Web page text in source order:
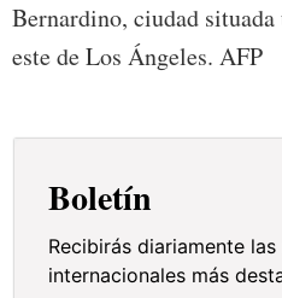
Bernardino, ciudad
este de Los Ángeles. AFP
Boletín
Recibirás diariamente
internacionales más